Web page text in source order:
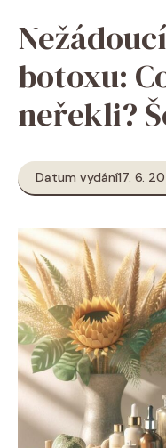
botoxu:
neřekli?
Datum vydání17. 6.